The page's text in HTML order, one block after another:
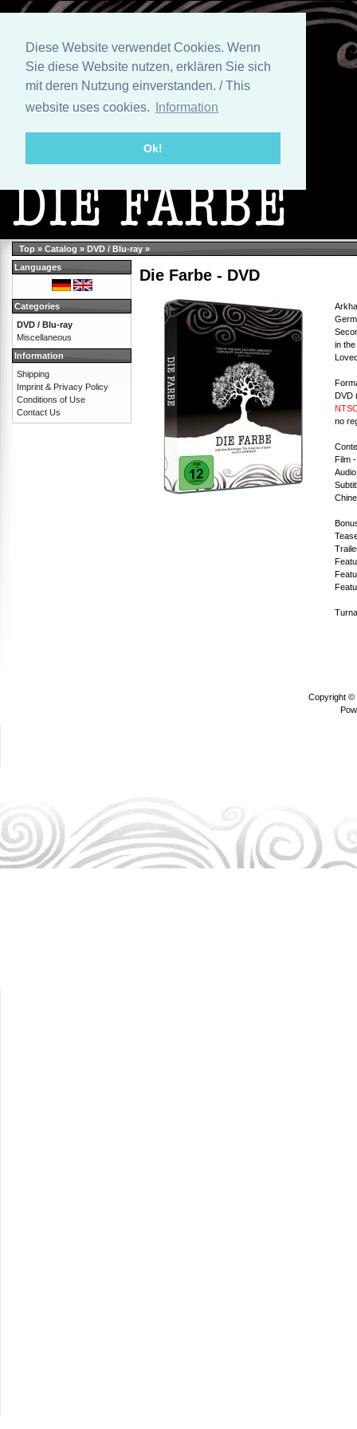
Diese Website verwendet Cookies. Wenn
Sie diese Website nutzen, erklären Sie sich
mit deren Nutzung einverstanden. / This
website uses cookies.
Information
Ok!
Top » Catalog » DVD / Blu-ray »
Die Farbe - DVD
in
DVD
no
Film
Languages
Categories
DVD / Blu-ray
Miscellaneous
Information
Shipping
Imprint & Privacy Policy
Conditions of Use
Contact Us
Copyright